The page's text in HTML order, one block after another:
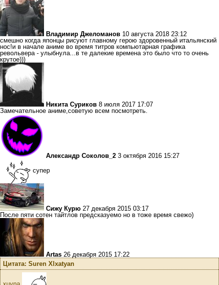
Владимир Джеломанов 10 августа 2018 23:12
смешно когда японцы рисуют главному герою здоровенный итальянский
нос!и в начале аниме во время титров компьютарная графика
револьвера - улыбнула...в те далекие времена это было что то очень
крутое)))
Никита Суриков 8 июля 2017 17:07
Замечательное аниме,советую всем посмотреть.
Александр Соколов_2 3 октября 2016 15:27
супер
Сижу Курю 27 декабря 2015 03:17
После пяти сотен тайтлов предсказуемо но в тоже время свежо)
Artas 26 декабря 2015 17:22
Цитата: Suren Xlxatyan